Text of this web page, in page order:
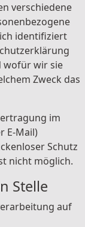
verschiedene
identifiziert
wofür wir sie
Zweck das
im
E-Mail)
Schutz
nicht möglich.
Stelle
auf